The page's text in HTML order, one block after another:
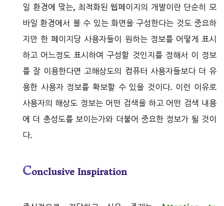
일 환경에 맞는, 최적화된 웹페이지의 개발이란 단순히 모
바일 환경에서 볼 수 있는 화면을 구성한다는 것도 중요하
지만 한 페이지당 사용자들이 원하는 정보를 어떻게 표시
하고 어느정도 표시하여 구성할 것인지를 정해서 이 정보
를 잘 이용한다면 고해상도의 컴퓨터 사용자들보다 더 유
용한 사용자 정보를 확보할 수 있을 것이다. 이런 이유로
사용자의 해상도 정보는 어떤 검색을 하고 어떤 검색 내용
에 더 충성도를 보이는가와 더불어 중요한 정보가 될 것이
다.
Conclusive Inspiration